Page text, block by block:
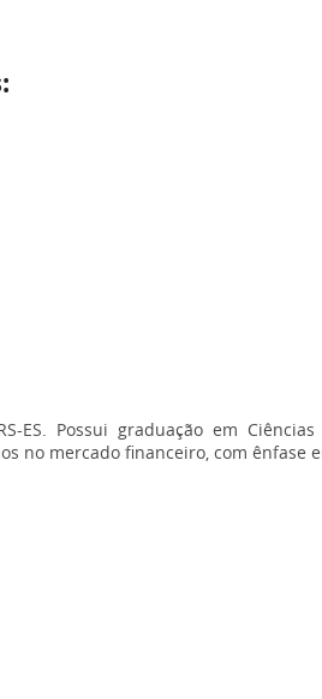
ES. Possui graduação em
no mercado financeiro, com